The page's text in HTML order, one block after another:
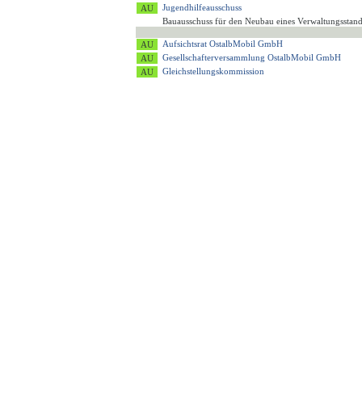
Jugendhilfeausschuss
Bauausschuss für den Neubau eines
Aufsichtsrat OstalbMobil GmbH
Gesellschafterversammlung OstalbMobil GmbH
Gleichstellungskommission